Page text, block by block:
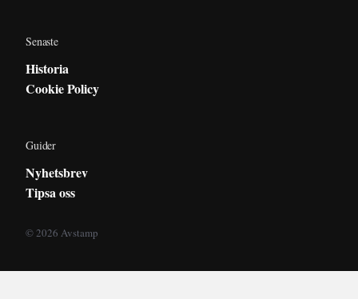
Senaste
Historia
Cookie Policy
Guider
Nyhetsbrev
Tipsa oss
© 2026 Avstamp